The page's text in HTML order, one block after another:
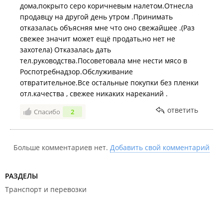
дома,покрыто серо коричневым налетом.Отнесла
продавцу на другой день утром .Принимать
отказалась объясняя мне что оно свежайшее .(Раз
свежее значит может ещё продать,но нет не
захотела) Отказалась дать
тел.руководства.Посоветовала мне нести мясо в
Роспотребнадзор.Обслуживание
отвратительное.Все остальные покупки без пленки
отл.качества , свежее никаких нареканий .
Спасибо 2 ответить
Больше комментариев нет. Добавить свой комментарий
РАЗДЕЛЫ
Транспорт и перевозки